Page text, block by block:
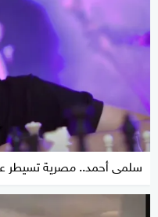
سلمى أحمد.. مصرية تسيطر